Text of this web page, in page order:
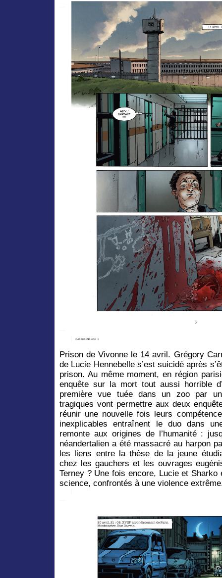
Prison de Vivonne le 14 avril. Grégory
de Lucie Hennebelle s’est suicidé après
prison. Au même moment, en région
enquête sur la mort tout aussi horrible
première vue tuée dans un zoo par
tragiques vont permettre aux deux
réunir une nouvelle fois leurs
inexplicables entraînent le duo dans
remonte aux origines de l’humanité :
néandertalien a été massacré au harpon
les liens entre la thèse de la jeune
chez les gauchers et les ouvrages
Terney ? Une fois encore, Lucie et
science, confrontés à une violence